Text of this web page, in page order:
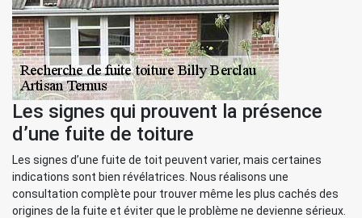
Les signes qui prouvent la présence
d’une fuite de toiture
Les signes d’une fuite de toit peuvent varier, mais certaines
indications sont bien révélatrices. Nous réalisons une
consultation complète pour trouver même les plus cachés des
origines de la fuite et éviter que le problème ne devienne sérieux.